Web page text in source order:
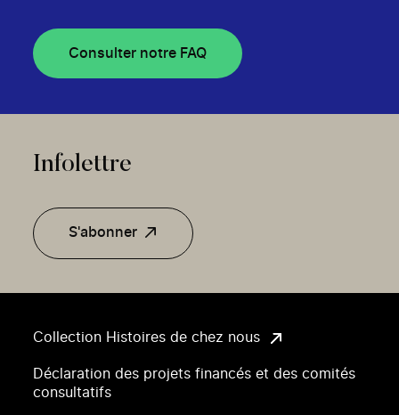
Collection Histoires de chez nous
Déclaration des projets financés et des comités
consultatifs
Consulter notre FAQ
Infolettre
S'abonner